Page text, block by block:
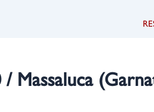
Massaluca